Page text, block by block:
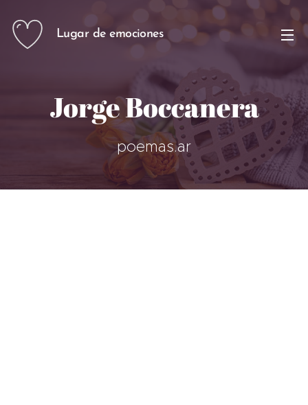
Lugar de emociones
Jorge Boccanera
poemas.ar